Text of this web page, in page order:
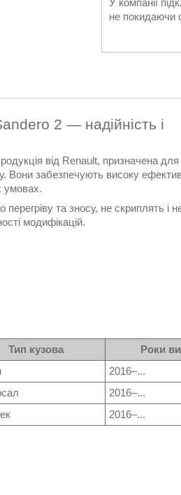
У компанії
не покидаючи
2 — надійність і
від Renault, призначена для
Вони забезпечують високу
умовах.
перегріву та зносу, не скриплять і
модифікацій.
Тип кузова
Роки
2016–...
2016–...
2016–...